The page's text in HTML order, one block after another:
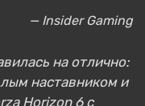
— Insider Gaming
на отлично:
наставником и
Horizon 6 с